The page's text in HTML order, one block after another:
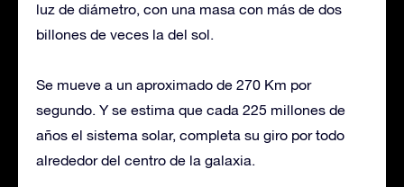
luz de diámetro, con una masa con más de dos
billones de veces la del sol.
Se mueve a un aproximado de 270 Km por
segundo. Y se estima que cada 225 millones de
años el sistema solar, completa su giro por todo
alrededor del centro de la galaxia.